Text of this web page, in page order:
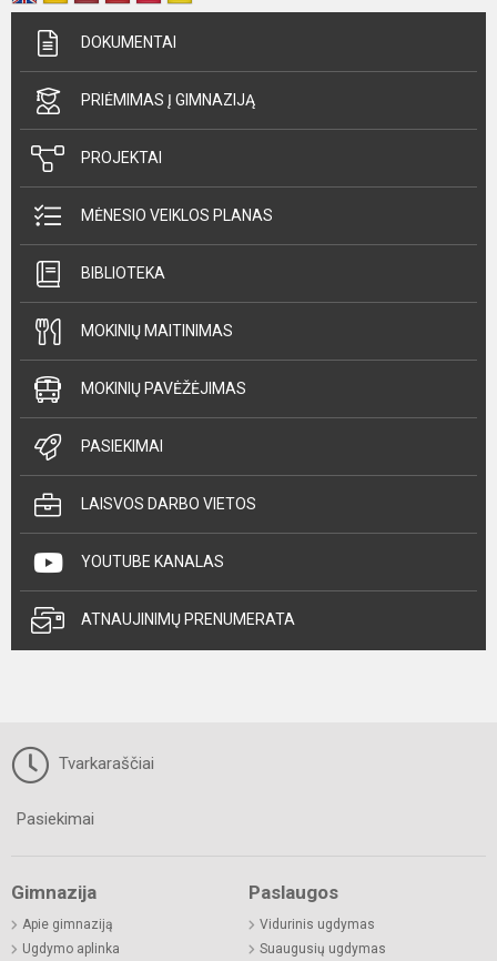
DOKUMENTAI
PRIĖMIMAS Į GIMNAZIJĄ
PROJEKTAI
MĖNESIO VEIKLOS PLANAS
BIBLIOTEKA
MOKINIŲ MAITINIMAS
MOKINIŲ PAVĖŽĖJIMAS
PASIEKIMAI
LAISVOS DARBO VIETOS
YOUTUBE KANALAS
ATNAUJINIMŲ PRENUMERATA
Tvarkaraščiai
Pasiekimai
Gimnazija
Apie gimnaziją
Ugdymo aplinka
Paslaugos
Vidurinis ugdymas
Suaugusių ugdymas